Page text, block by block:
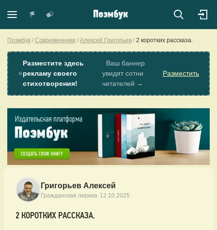
Поэмбук Современники Алексей Григорьев 2 коротких рассказа.
⭐
Разместите здесь
рекламу своего
стихотворения!
Ваш баннер
увидят сотни
читателей →
Разместить
Григорьев Алексей
Гражданская лирика· 12.10.2025
2 КОРОТКИХ РАССКАЗА.